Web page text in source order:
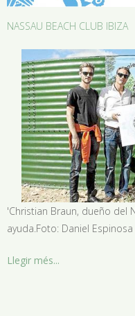
NASSAU BEACH CLUB IBIZA
'Christian Braun, dueño del
ayuda.Foto: Daniel
Llegir més...